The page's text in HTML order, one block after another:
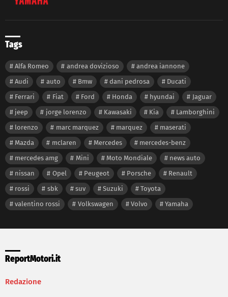
Tags
Alfa Romeo andrea dovizioso
andrea iannone
Audi
auto Bmw dani pedrosa
Ducati
Ferrari
Fiat Ford Honda hyundai
Jaguar
jeep
jorge lorenzo Kawasaki Kia
Lamborghini
lorenzo
marc marquez marquez
maserati
Mazda
mclaren Mercedes
mercedes-benz
mercedes amg
Mini Moto Mondiale
news auto
nissan
Opel Peugeot Porsche
Renault
rossi
sbk suv Suzuki
Toyota
valentino rossi
Volkswagen Volvo Yamaha
ReportMotori.it
Redazione